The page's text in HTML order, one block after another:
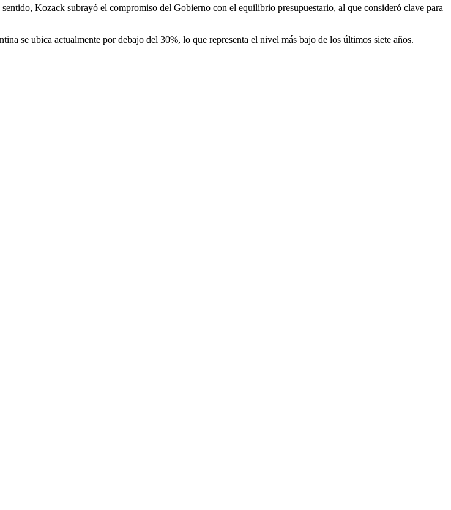
Kozack subrayó el compromiso del Gobierno con el equilibrio presupuestario, al que consideró clave para
se ubica actualmente por debajo del 30%, lo que representa el nivel más bajo de los últimos siete años.